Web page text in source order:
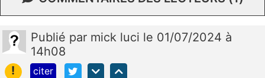
Publié par mick luci le 01/07/2024 à
14h08
!
citer